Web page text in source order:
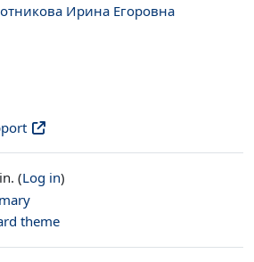
Ирина Егоровна
(Log in)
theme